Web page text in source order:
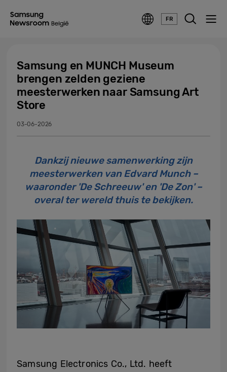
FR
Samsung en MUNCH Museum
brengen zelden geziene
meesterwerken naar Samsung Art
Store
03-06-2026
Dankzij nieuwe samenwerking zijn
meesterwerken van Edvard Munch –
waaronder 'De Schreeuw' en 'De Zon' –
overal ter wereld thuis te bekijken.
Samsung Electronics Co., Ltd. heeft